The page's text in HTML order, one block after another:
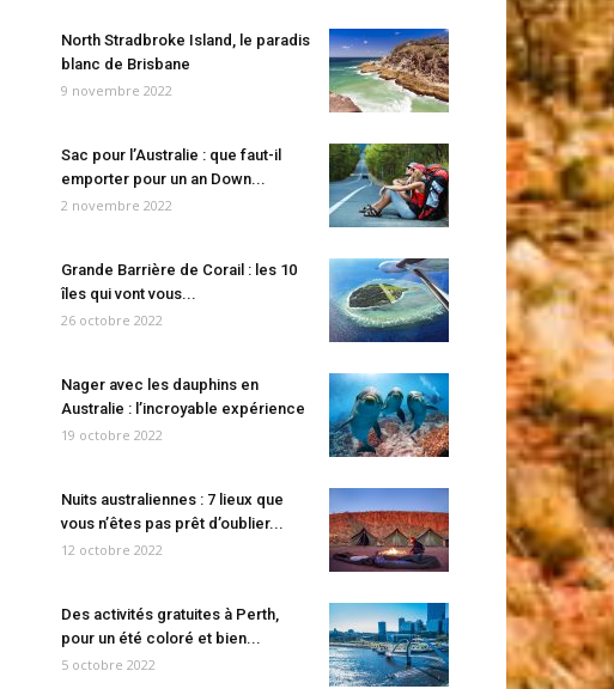
North Stradbroke Island, le paradis
blanc de Brisbane
9 novembre 2022
Sac pour l’Australie : que faut-il
emporter pour un an Down...
2 novembre 2022
Grande Barrière de Corail : les 10
îles qui vont vous...
26 octobre 2022
Nager avec les dauphins en
Australie : l’incroyable expérience
19 octobre 2022
Nuits australiennes : 7 lieux que
vous n’êtes pas prêt d’oublier...
12 octobre 2022
Des activités gratuites à Perth,
pour un été coloré et bien...
5 octobre 2022